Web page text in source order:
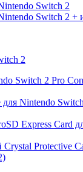
Switch 2
Switch 2 +
2
Switch 2 Pro
Nintendo
Express Card
Protective